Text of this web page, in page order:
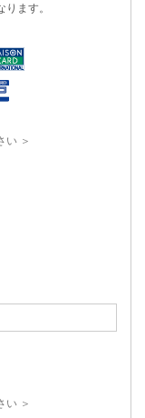
ます。
い ＞
い ＞